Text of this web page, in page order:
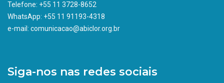
Telefone: +55 11 3728-8652
WhatsApp: +55 11 91193-4318
e-mail: comunicacao@abiclor.org.br
Siga-nos nas redes sociais